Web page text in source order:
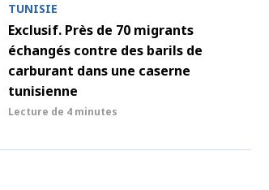
TUNISIE
Exclusif. Près de 70 migrants
échangés contre des barils de
carburant dans une caserne
tunisienne
Lecture de 4 minutes